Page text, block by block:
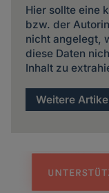
Hier sollte eine
bzw. der
nicht angelegt,
diese Daten
Inhalt zu
Weitere